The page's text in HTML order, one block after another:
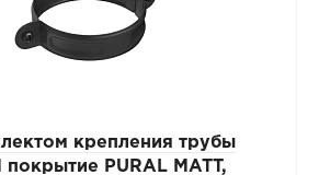
крепления трубы
покрытие PURAL MATT,